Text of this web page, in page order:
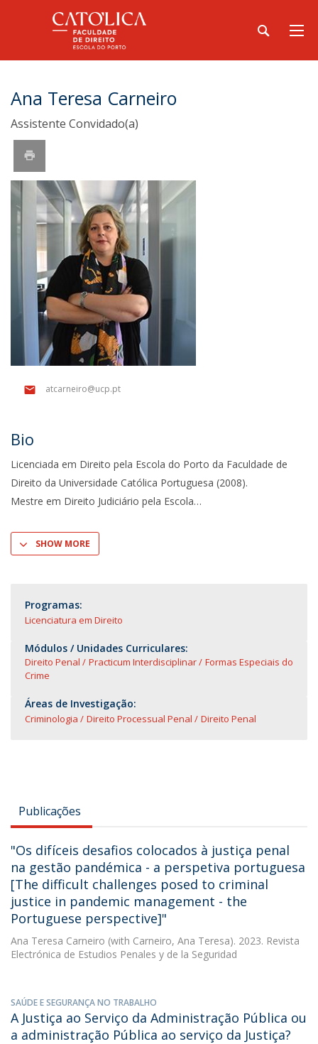
Ana Teresa Carneiro
Assistente Convidado(a)
atcarneiro@ucp.pt
Bio
Licenciada em Direito pela Escola do Porto da Faculdade de
Direito da Universidade Católica Portuguesa (2008).
Mestre em Direito Judiciário pela Escola
SHOW MORE
Programas:
Licenciatura em Direito
Módulos / Unidades Curriculares:
Direito Penal Practicum Interdisciplinar
Formas Especiais do
Crime
Áreas de Investigação:
Criminologia Direito Processual Penal Direito Penal
Publicações
"Os difíceis desafios colocados à justiça penal
na gestão pandémica - a perspetiva portuguesa
[The difficult challenges posed to criminal
justice in pandemic management - the
Portuguese perspective]"
Ana Teresa Carneiro (with Carneiro, Ana Teresa). 2023. Revista
Electrónica de Estudios Penales y de la Seguridad
SAÚDE E SEGURANÇA NO TRABALHO
A Justiça ao Serviço da Administração Pública ou
a administração Pública ao serviço da Justiça?